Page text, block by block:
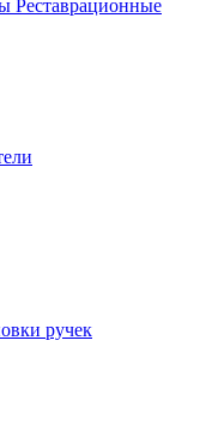
Реставрационные
ручек